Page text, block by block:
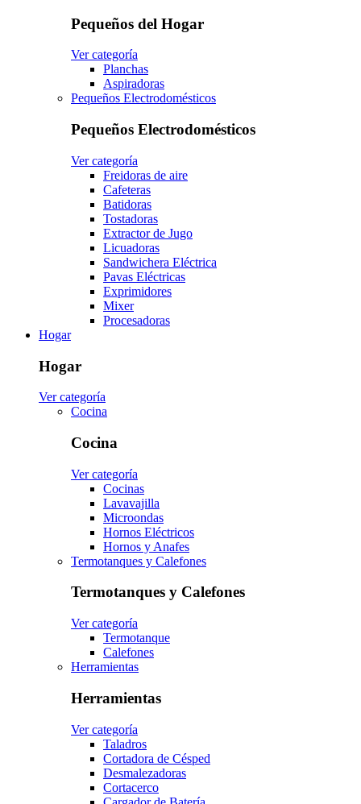
Pequeños del Hogar
Ver categoría
Planchas
Aspiradoras
Pequeños Electrodomésticos
Pequeños Electrodomésticos
Ver categoría
Freidoras de aire
Cafeteras
Batidoras
Tostadoras
Extractor de Jugo
Licuadoras
Sandwichera Eléctrica
Pavas Eléctricas
Exprimidores
Mixer
Procesadoras
Hogar
Hogar
Ver categoría
Cocina
Cocina
Ver categoría
Cocinas
Lavavajilla
Microondas
Hornos Eléctricos
Hornos y Anafes
Termotanques y Calefones
Termotanques y Calefones
Ver categoría
Termotanque
Calefones
Herramientas
Herramientas
Ver categoría
Taladros
Cortadora de Césped
Desmalezadoras
Cortacerco